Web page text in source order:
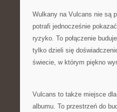
Wulkany na Vulcans nie są
potrafi jednocześnie
ryzyko. To połączenie
tylko dzieli się
świecie, w którym piękno
Vulcans to także miejsce
albumu. To przestrzeń do